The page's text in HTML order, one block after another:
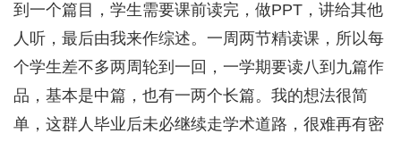
到一个篇目，学生需要课前读完，做PPT，讲给其他
人听，最后由我来作综述。一周两节精读课，所以每
个学生差不多两周轮到一回，一学期要读八到九篇作
品，基本是中篇，也有一两个长篇。我的想法很简
单，这群人毕业后未必继续走学术道路，很难再有密